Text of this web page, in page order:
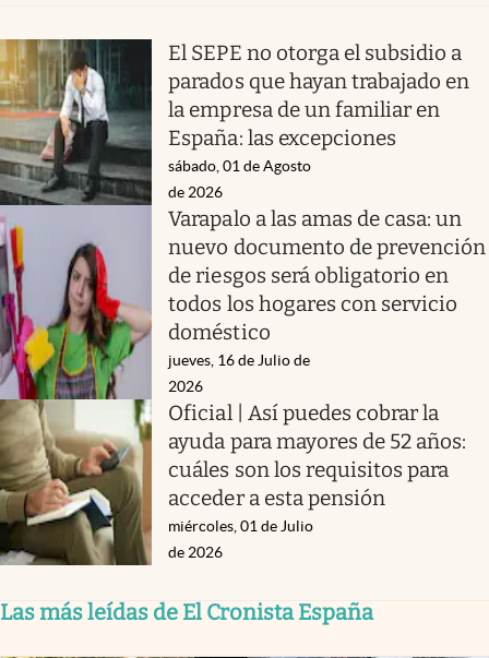
El SEPE no otorga el subsidio a
parados que hayan trabajado en
la empresa de un familiar en
España: las excepciones
sábado, 01 de Agosto
de 2026
Varapalo a las amas de casa: un
nuevo documento de prevención
de riesgos será obligatorio en
todos los hogares con servicio
doméstico
jueves, 16 de Julio de
2026
Oficial | Así puedes cobrar la
ayuda para mayores de 52 años:
cuáles son los requisitos para
acceder a esta pensión
miércoles, 01 de Julio
de 2026
Las más leídas de El Cronista España